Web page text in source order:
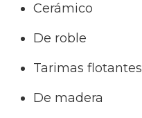
Cerámico
De roble
Tarimas flotantes
De madera